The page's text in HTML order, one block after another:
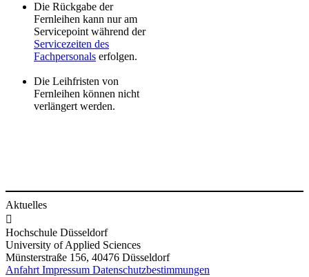
Die Rückgabe der
Fernleihen kann nur am
Servicepoint während der
Servicezeiten des
Fachpersonals erfolgen.
Die Leihfristen von
Fernleihen können nicht ​
verlän​gert werden.
Aktuelles

Hochschule Düsseldorf
University of Applied Sciences
Münsterstraße 156, 40476 Düsseldorf
Anfahrt Impressum Datenschutzbestimmungen